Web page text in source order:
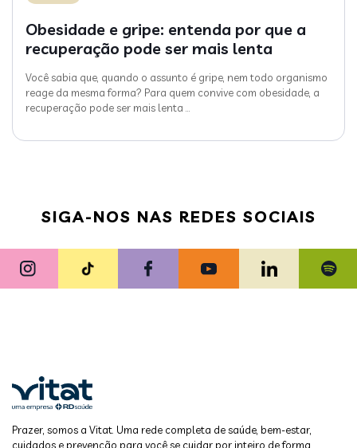
Obesidade e gripe: entenda por que a
recuperação pode ser mais lenta
Você sabia que, quando o assunto é gripe, nem todo organismo
reage da mesma forma? Para quem convive com obesidade, a
recuperação pode ser mais lenta
SIGA-NOS NAS REDES SOCIAIS
Prazer, somos a Vitat. Uma rede completa de saúde, bem-estar,
cuidados e prevenção para você se cuidar por inteiro de forma